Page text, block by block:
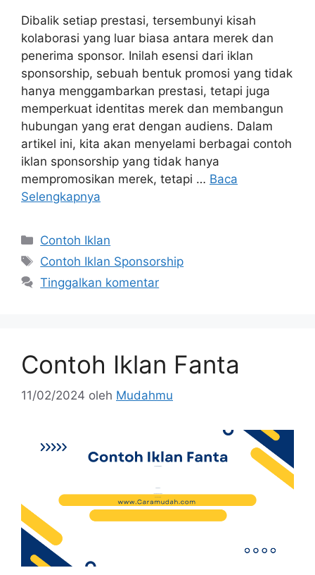
Dibalik setiap prestasi, tersembunyi kisah
kolaborasi yang luar biasa antara merek dan
penerima sponsor. Inilah esensi dari iklan
sponsorship, sebuah bentuk promosi yang tidak
hanya menggambarkan prestasi, tetapi juga
memperkuat identitas merek dan membangun
hubungan yang erat dengan audiens. Dalam
artikel ini, kita akan menyelami berbagai contoh
iklan sponsorship yang tidak hanya
mempromosikan merek, tetapi … Baca
Selengkapnya
Contoh Iklan
Contoh Iklan Sponsorship
Tinggalkan komentar
Contoh Iklan Fanta
11/02/2024 oleh Mudahmu